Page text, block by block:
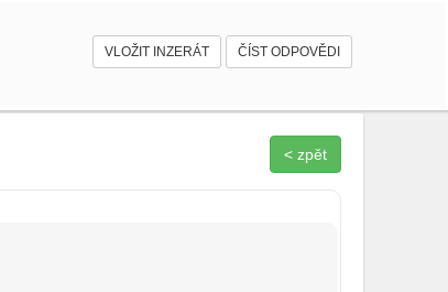
VLOŽIT INZERÁT ČÍST ODPOVĚDI
< zpět